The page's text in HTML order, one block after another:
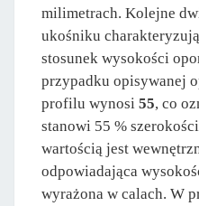
milimetrach. Kolejne
ukośniku
stosunek wysokości
przypadku opisywanej
profilu wynosi 55, co
stanowi 55 %
wartością jest
odpowiadająca
wyrażona w calach. W